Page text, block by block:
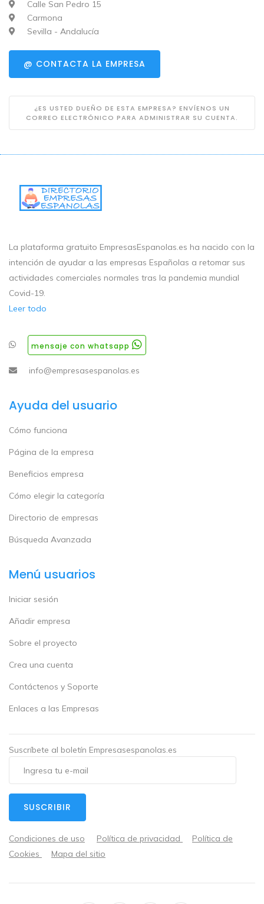
Calle San Pedro 15
Carmona
Sevilla - Andalucía
@ CONTACTA LA EMPRESA
¿ES USTED DUEÑO DE ESTA EMPRESA? ENVÍENOS UN
CORREO ELECTRÓNICO PARA ADMINISTRAR SU CUENTA.
La plataforma gratuito EmpresasEspanolas.es ha nacido con la
intención de ayudar a las empresas Españolas a retomar sus
actividades comerciales normales tras la pandemia mundial
Covid-19.
Leer todo
mensaje con whatsapp
info@empresasespanolas.es
Ayuda del usuario
Cómo funciona
Página de la empresa
Beneficios empresa
Cómo elegir la categoría
Directorio de empresas
Búsqueda Avanzada
Menú usuarios
Iniciar sesión
Añadir empresa
Sobre el proyecto
Crea una cuenta
Contáctenos y Soporte
Enlaces a las Empresas
Suscríbete al boletín Empresasespanolas.es
Condiciones de uso Política de privacidad
Política de
Cookies
Mapa del sitio
SUSCRIBIR